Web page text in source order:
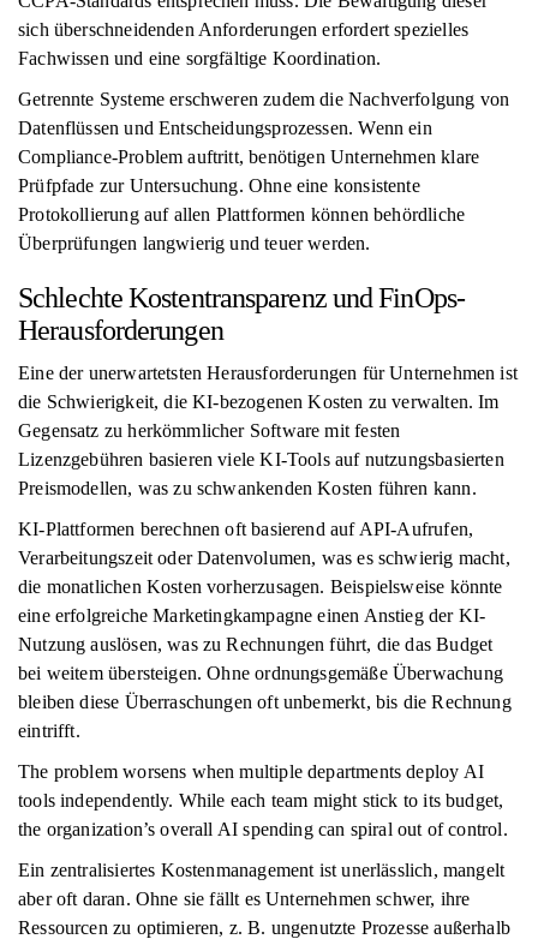
sich überschneidenden Anforderungen erfordert spezielles
Fachwissen und eine sorgfältige Koordination.
Getrennte Systeme erschweren zudem die Nachverfolgung von
Datenflüssen und Entscheidungsprozessen. Wenn ein
Compliance-Problem auftritt, benötigen Unternehmen klare
Prüfpfade zur Untersuchung. Ohne eine konsistente
Protokollierung auf allen Plattformen können behördliche
Überprüfungen langwierig und teuer werden.
Schlechte Kostentransparenz und FinOps-
Herausforderungen
Eine der unerwartetsten Herausforderungen für Unternehmen ist
die Schwierigkeit, die KI-bezogenen Kosten zu verwalten. Im
Gegensatz zu herkömmlicher Software mit festen
Lizenzgebühren basieren viele KI-Tools auf nutzungsbasierten
Preismodellen, was zu schwankenden Kosten führen kann.
KI-Plattformen berechnen oft basierend auf API-Aufrufen,
Verarbeitungszeit oder Datenvolumen, was es schwierig macht,
die monatlichen Kosten vorherzusagen. Beispielsweise könnte
eine erfolgreiche Marketingkampagne einen Anstieg der KI-
Nutzung auslösen, was zu Rechnungen führt, die das Budget
bei weitem übersteigen. Ohne ordnungsgemäße Überwachung
bleiben diese Überraschungen oft unbemerkt, bis die Rechnung
eintrifft.
The problem worsens when multiple departments deploy AI
tools independently. While each team might stick to its budget,
the organization’s overall AI spending can spiral out of control.
Ein zentralisiertes Kostenmanagement ist unerlässlich, mangelt
aber oft daran. Ohne sie fällt es Unternehmen schwer, ihre
Ressourcen zu optimieren, z. B. ungenutzte Prozesse außerhalb